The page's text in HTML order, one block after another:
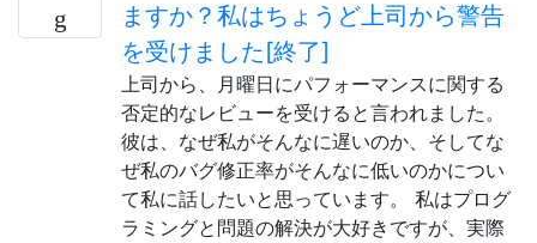
ますか？私はちょうど上司から警告
を受けました[終了]
上司から、月曜日にパフォーマンスに関する
否定的なレビューを受けると言われました。
彼は、なぜ私がそんなに遅いのか、そしてな
ぜ私のバグ修正率がそんなに低いのかについ
て私に話したいと思っています。 私はプログ
ラミングと問題の解決が大好きですが、実際